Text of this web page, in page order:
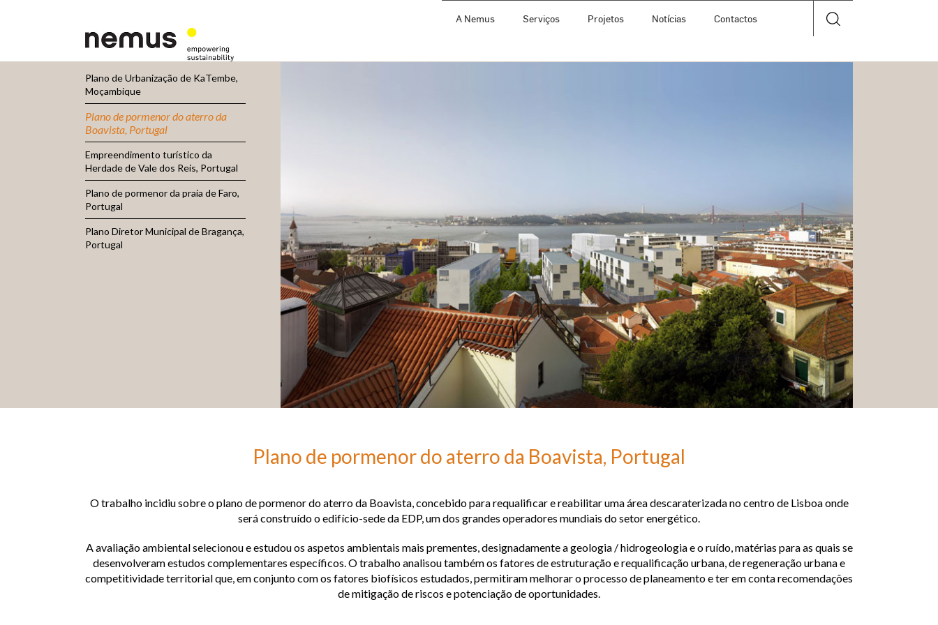
A Nemus Serviços Projetos Notícias Contactos
Plano de Urbanização de KaTembe,
Moçambique
Plano de pormenor do aterro da
Boavista, Portugal
Empreendimento turístico da
Herdade de Vale dos Reis, Portugal
Plano de pormenor da praia de Faro,
Portugal
Plano Diretor Municipal de Bragança,
Portugal
Plano de pormenor do aterro da Boavista, Portugal
O trabalho incidiu sobre o plano de pormenor do aterro da Boavista, concebido para requalificar e reabilitar uma área descaraterizada no centro de Lisboa onde
será construído o edifício-sede da EDP, um dos grandes operadores mundiais do setor energético.
A avaliação ambiental selecionou e estudou os aspetos ambientais mais prementes, designadamente a geologia / hidrogeologia e o ruído, matérias para as quais se
desenvolveram estudos complementares específicos. O trabalho analisou também os fatores de estruturação e requalificação urbana, de regeneração urbana e
competitividade territorial que, em conjunto com os fatores biofísicos estudados, permitiram melhorar o processo de planeamento e ter em conta recomendações
de mitigação de riscos e potenciação de oportunidades.